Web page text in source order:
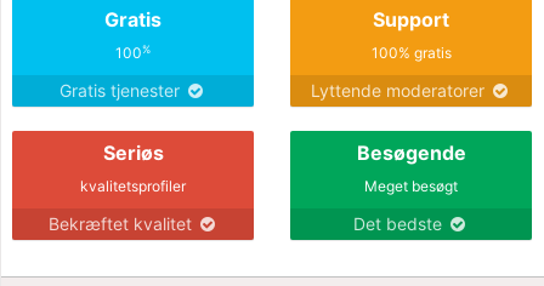
Gratis
100%
Gratis tjenester
Support
100% gratis
Lyttende moderatorer
Seriøs
kvalitetsprofiler
Bekræftet kvalitet
Besøgende
Meget besøgt
Det bedste